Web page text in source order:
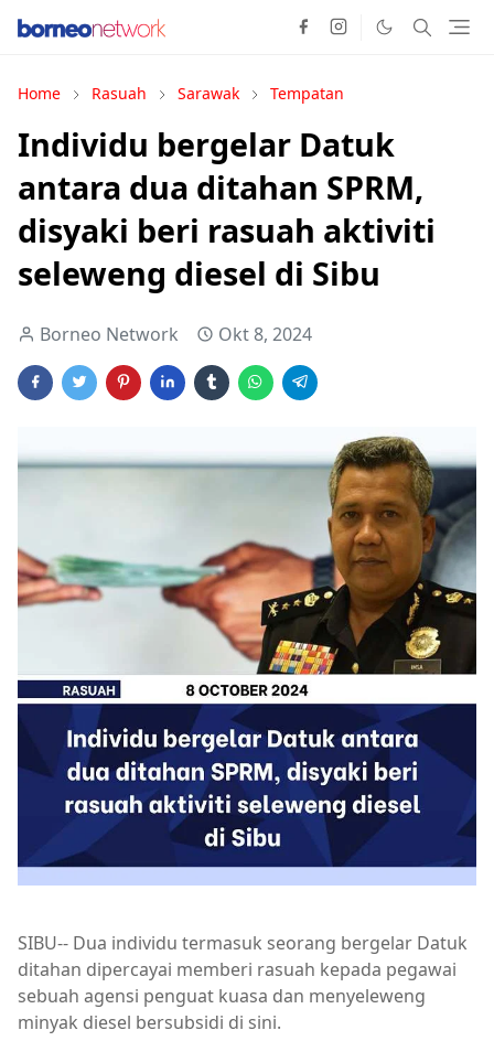
Home Rasuah Sarawak Tempatan
Individu bergelar Datuk
antara dua ditahan SPRM,
disyaki beri rasuah aktiviti
seleweng diesel di Sibu
Borneo Network Okt 8, 2024
SIBU-- Dua individu termasuk seorang bergelar Datuk
ditahan dipercayai memberi rasuah kepada pegawai
sebuah agensi penguat kuasa dan menyeleweng
minyak diesel bersubsidi di sini.